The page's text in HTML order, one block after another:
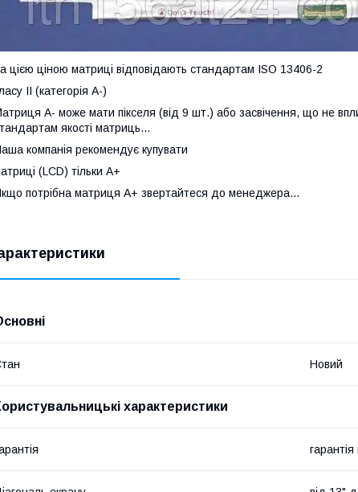
цією ціною матриці відповідають стандартам ISO 13406-2
II (категорія А-)
А- може мати пікселя (від 9 шт.) або засвічення, що не
якості матриць...
компанія рекомендує купувати
(LCD) тільки А+
потрібна матриця А+ звертайтеся до менеджера...
Новий
характеристики